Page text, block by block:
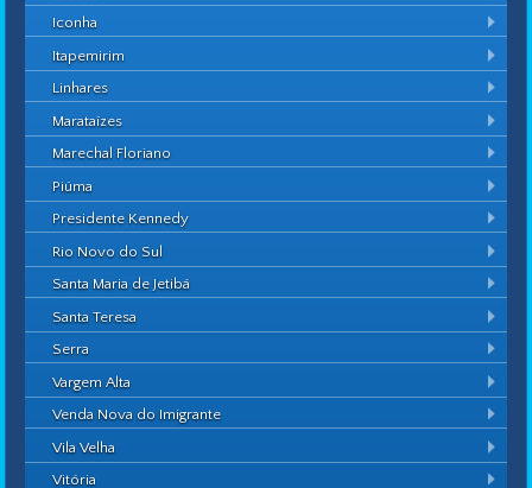
Iconha
Itapemirim
Linhares
Marataízes
Marechal Floriano
Piúma
Presidente Kennedy
Rio Novo do Sul
Santa Maria de Jetibá
Santa Teresa
Serra
Vargem Alta
Venda Nova do Imigrante
Vila Velha
Vitória